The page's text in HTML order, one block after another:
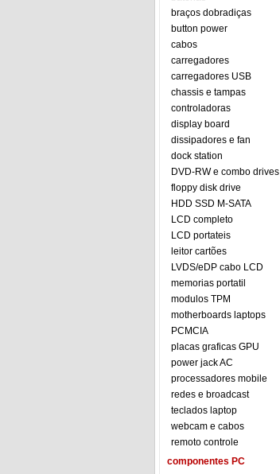
braços dobradiças
button power
cabos
carregadores
carregadores USB
chassis e tampas
controladoras
display board
dissipadores e fan
dock station
DVD-RW e combo drives
floppy disk drive
HDD SSD M-SATA
LCD completo
LCD portateis
leitor cartões
LVDS/eDP cabo LCD
memorias portatil
modulos TPM
motherboards laptops
PCMCIA
placas graficas GPU
power jack AC
processadores mobile
redes e broadcast
teclados laptop
webcam e cabos
remoto controle
componentes PC